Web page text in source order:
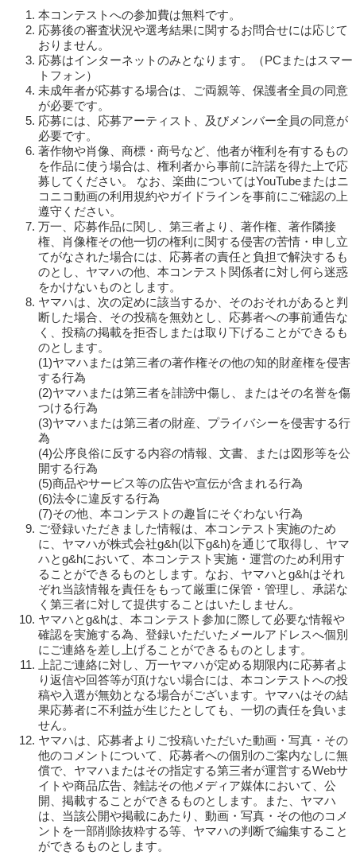
本コンテストへの参加費は無料です。
応募後の審査状況や選考結果に関するお問合せには応じて
おりません。
応募はインターネットのみとなります。（PCまたはスマー
トフォン）
未成年者が応募する場合は、ご両親等、保護者全員の同意
が必要です。
応募には、応募アーティスト、及びメンバー全員の同意が
必要です。
著作物や肖像、商標・商号など、他者が権利を有するもの
を作品に使う場合は、権利者から事前に許諾を得た上で応
募してください。 なお、楽曲についてはYouTubeまたはニ
コニコ動画の利用規約やガイドラインを事前にご確認の上
遵守ください。
万一、応募作品に関し、第三者より、著作権、著作隣接
権、肖像権その他一切の権利に関する侵害の苦情・申し立
てがなされた場合には、応募者の責任と負担で解決するも
のとし、ヤマハの他、本コンテスト関係者に対し何ら迷惑
をかけないものとします。
ヤマハは、次の定めに該当するか、そのおそれがあると判
断した場合、その投稿を無効とし、応募者への事前通告な
く、投稿の掲載を拒否しまたは取り下げることができるも
のとします。
(1)ヤマハまたは第三者の著作権その他の知的財産権を侵害
する行為
(2)ヤマハまたは第三者を誹謗中傷し、またはその名誉を傷
つける行為
(3)ヤマハまたは第三者の財産、プライバシーを侵害する行
為
(4)公序良俗に反する内容の情報、文書、または図形等を公
開する行為
(5)商品やサービス等の広告や宣伝が含まれる行為
(6)法令に違反する行為
(7)その他、本コンテストの趣旨にそぐわない行為
ご登録いただきました情報は、本コンテスト実施のため
に、ヤマハが株式会社g&h(以下g&h)を通じて取得し、ヤマ
ハとg&hにおいて、本コンテスト実施・運営のため利用す
ることができるものとします。なお、ヤマハとg&hはそれ
ぞれ当該情報を責任をもって厳重に保管・管理し、承諾な
く第三者に対して提供することはいたしません。
ヤマハとg&hは、本コンテスト参加に際して必要な情報や
確認を実施する為、登録いただいたメールアドレスへ個別
にご連絡を差し上げることができるものとします。
上記ご連絡に対し、万一ヤマハが定める期限内に応募者よ
り返信や回答等が頂けない場合には、本コンテストへの投
稿や入選が無効となる場合がございます。ヤマハはその結
果応募者に不利益が生じたとしても、一切の責任を負いま
せん。
ヤマハは、応募者よりご投稿いただいた動画・写真・その
他のコメントについて、応募者への個別のご案内なしに無
償で、ヤマハまたはその指定する第三者が運営するWebサ
イトや商品広告、雑誌その他メディア媒体において、公
開、掲載することができるものとします。また、ヤマハ
は、当該公開や掲載にあたり、動画・写真・その他のコメ
ントを一部削除抜粋する等、ヤマハの判断で編集すること
ができるものとします。